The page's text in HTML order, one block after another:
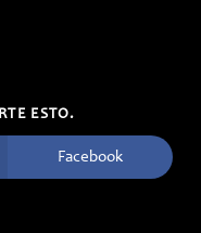
ESTO.
CONTENIDO
Se
abre
Facebook